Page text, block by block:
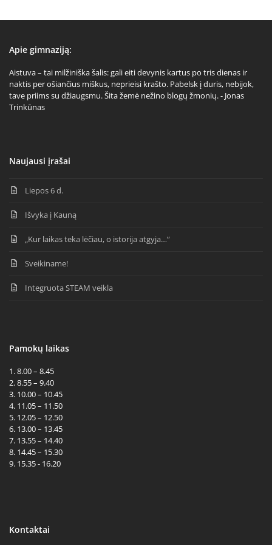
Apie gimnaziją:
Aistuva – tai milžiniška šalis: gali eiti devynis kartus po tris dienas ir
naktis per ošiančius miškus, neprieisi krašto. Pabelsk į duris, nebijok,
tave priims su džiaugsmu. Šita žemė nežino blogų žmonių. - Jonas
Trinkūnas
Naujausi įrašai
Liepos 6 d.
Išvyka į Kauną
„Kur laikas teka lėčiau, o istorija atgyja…“
Sveikiname!
Integruota STEAM veikla
Pamokų laikas
1. 8.00 – 8.45
2. 8.55 – 9.40
3. 10.00 – 10.45
4. 11.05 – 11.50
5. 12.05 – 12.50
6. 13.00 – 13.45
7. 13.55 – 14.40
8. 14.45 – 15.30
9. 15.35 - 16.20
Kontaktai